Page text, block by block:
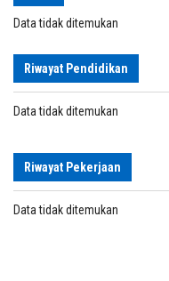
Data tidak ditemukan
Riwayat Pendidikan
Data tidak ditemukan
Riwayat Pekerjaan
Data tidak ditemukan